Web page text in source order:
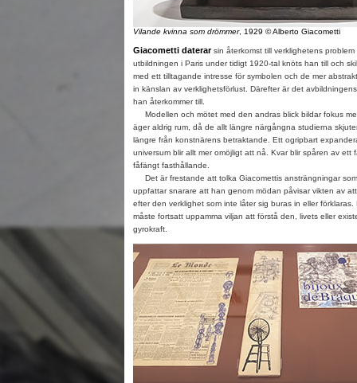
Vilande kvinna som drömmer, 1929 © Alberto Giacometti
Giacometti daterarsin återkomst till verklighetens
utbildningen i Paris under tidigt 1920-tal knöts han till och
med ett tilltagande intresse för symbolen och de mer
in känslan av verklighetsförlust. Därefter är det
han återkommer till.
Modellen och mötet med den andras blick bildar fokus
äger aldrig rum, då de allt längre närgångna studierna
längre från konstnärens betraktande. Ett ogripbart
universum blir allt mer omöjligt att nå. Kvar blir spåren av ett
fåfängt fasthållande.
Det är frestande att tolka Giacomettis ansträngningar
uppfattar snarare att han genom mödan påvisar vikten av
efter den verklighet som inte låter sig buras in eller
måste fortsatt uppamma viljan att förstå den, livets eller
gyrokraft.